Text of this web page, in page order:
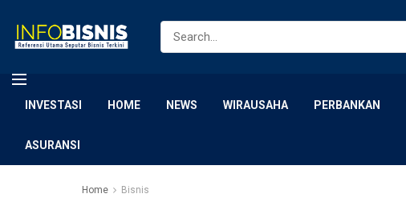
INVESTASI HOME NEWS WIRAUSAHA PERBANKAN
ASURANSI
Home Bisnis